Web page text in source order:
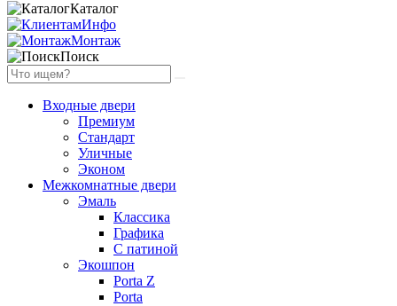
Каталог
Инфо
Монтаж
Поиск
Входные двери
Премиум
Стандарт
Уличные
Эконом
Межкомнатные двери
Эмаль
Классика
Графика
С патиной
Экошпон
Porta Z
Porta